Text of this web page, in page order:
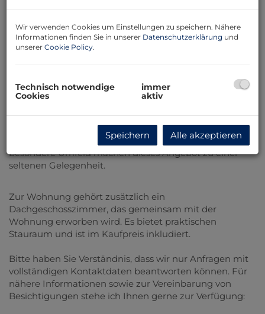
Beschreibung
Wohnen mitten in Wels und trotzdem die Vorteile von
Direkt gegenüber dem Burggarten erwartet Sie eine
großzügige 5-Zimmer-Wohnung mit knapp 120 m²
Wohnfläche in einer gepflegten Stadtvilla. Die
Wohnung ist teilweise saniert und sofort bezugsbereit.
Die zentrale Lage, die Größe der Wohnung und das
besondere Umfeld machen dieses Angebot zu einer
seltenen Gelegenheit.
Zur Wohnung gehört zusätzlich ein
Dachgeschosszimmer, das gemeinsam mit der
Wohnung erworben wird. Es bietet praktischen
Stauraum und ist im Kaufpreis inkludiert.
Bitte haben Sie Verständnis, dass wir nur Anfragen mit
vollständigen Kontaktdaten beantworten können. Für
nähere Informationen sowie zur Vereinbarung von
Besichtigungen stehe ich Ihnen gerne zur Verfügung:
Wir verwenden Cookies um Einstellungen zu speichern. Nähere
Informationen finden Sie in unserer Datenschutzerklärung und
unserer Cookie Policy.
Technisch notwendige
Cookies
immer
aktiv
Speichern Alle akzeptieren